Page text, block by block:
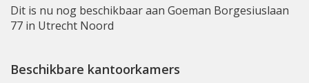
Dit is nu nog beschikbaar aan Goeman Borgesiuslaan
77 in Utrecht Noord
Beschikbare kantoorkamers